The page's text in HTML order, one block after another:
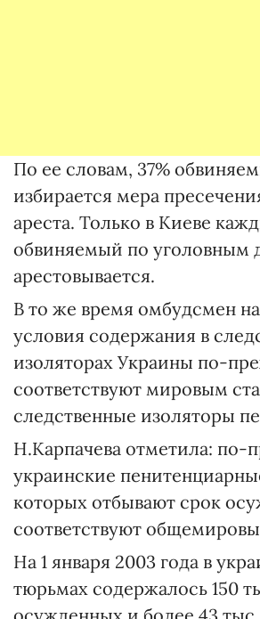
По ее словам, 37%
избирается мера
ареста. Только в Киеве
обвиняемый по уголовным
арестовывается.
В то же время омбудсмен
условия содержания в
изоляторах Украины по-
соответствуют мировым
следственные изоляторы
Н.Карпачева отметила: по-
украинские
которых отбывают срок
соответствуют
На 1 января 2003 года в
тюрьмах содержалось 150